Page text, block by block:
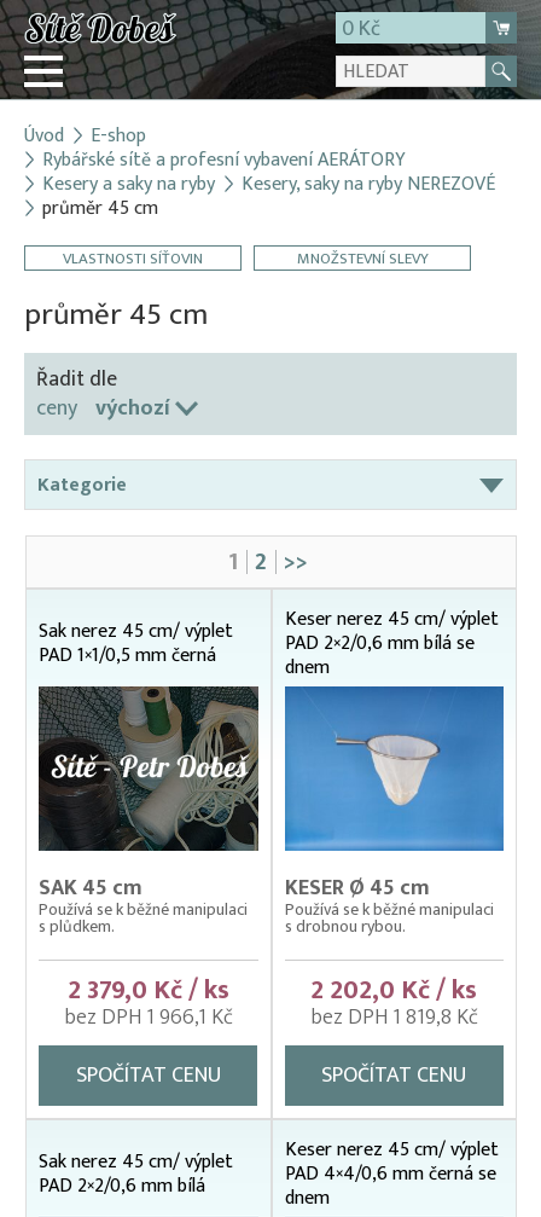
0 Kč
Přihlásit
Registrace
O firmě
Kontakt
Úvod E-shop
Rybářské sítě a profesní vybavení AERÁTORY
Kesery a saky na ryby Kesery, saky na ryby NEREZOVÉ
průměr 45 cm
VLASTNOSTI SÍŤOVIN MNOŽSTEVNÍ SLEVY
průměr 45 cm
Řadit dle
ceny výchozí
Kategorie
Kesery a saky na ryby
Dřevěné násady
Kesery mechanické ZINKOVANÉ
Kesery, saky na ryby NEREZOVÉ
20 x 15 cm
22 x 22 cm
osmibok 32 cm
průměr 40 cm
průměr 45 cm
průměr 50 cm
průměr 60 cm
průměr 80 cm
Kesery, saky na ryby ZINKOVANÉ
Samostatné rámy
Výplety – síťky pro kesery, saky
Kolíbky – klecové plovoucí odchovny
1 2 >>
Sak nerez 45 cm/ výplet
PAD 1×1/0,5 mm černá
SAK 45 cm
Používá se k běžné manipulaci
s plůdkem.
2 379,0 Kč / ks
bez DPH 1 966,1 Kč
SPOČÍTAT CENU
Keser nerez 45 cm/ výplet
PAD 2×2/0,6 mm bílá se
dnem
KESER Ø 45 cm
Používá se k běžné manipulaci
s drobnou rybou.
2 202,0 Kč / ks
bez DPH 1 819,8 Kč
SPOČÍTAT CENU
Sak nerez 45 cm/ výplet
PAD 2×2/0,6 mm bílá
Keser nerez 45 cm/ výplet
PAD 4×4/0,6 mm černá se
dnem